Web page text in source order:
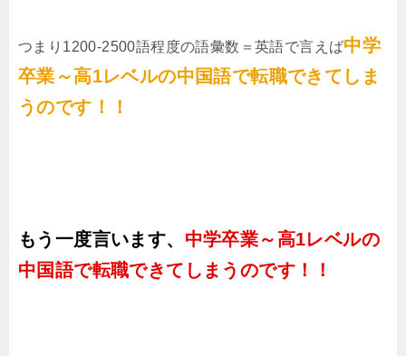
つまり1200-2500語程度の語彙数＝英語で言えば中学
卒業～高1レベルの中国語で転職できてしま
うのです！！
もう一度言います、 中学卒業～高1レベルの
中国語で転職できてしまうのです！！